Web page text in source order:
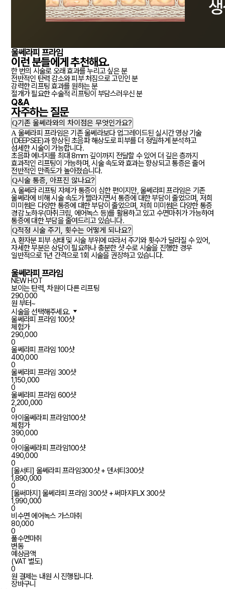
울쎄라피 프라임
이런 분들에게추천해요.
한 번의 시술로 오래 효과를 누리고 싶은 분
전반적인 탄력 감소와 피부 처짐으로 고민인 분
강력한 리프팅 효과를 원하는 분
절개가 필요한 수술적 리프팅이 부담스러우신 분
Q&A
자주하는질문
Q기존 울쎄라와의 차이점은 무엇인가요?
A울쎄라피 프라임은 기존 울쎄라보다 업그레이드된 실시간 영상 기술
(DEEPSEE)과 향상된 초음파 해상도로 피부를 더 정밀하게 분석하고
섬세한 시술이 가능합니다.
초음파 에너지를 최대 8mm 깊이까지 전달할 수 있어 더 깊은 층까지
효과적인 리프팅이 가능하며, 시술 속도와 효과는 향상되고 통증은 줄어
전반적인 만족도가 높아졌습니다.
Q시술 통증, 아프진 않나요?
A울쎄라 리프팅 자체가 통증이 심한 편이지만, 울쎄라피 프라임은 기존
울쎄라에 비해 시술 속도가 빨라지면서 통증에 대한 부담이 줄었으며, 저희
미미썸은 다양한 통증에 대한 부담이 줄었으며, 저희 미미썸은 다양한 통증
경감 노하우(마취크림, 에어녹스 등)를 활용하고 있고 수면마취가 가능하여
통증에 대한 부담을 줄여드리고 있습니다.
Q적정 시술 주기, 횟수는 어떻게 되나요?
A환자분 피부 상태 및 시술 부위에 따라서 주기와 횟수가 달라질 수 있어,
자세한 부분은 상담이 필요하나 충분한 샷 수로 시술을 진행한 경우
일반적으로 1년 간격으로 1회 시술을 권장하고 있습니다.
울쎄라피 프라임
NEWHOT
보이는 탄력, 차원이 다른 리프팅
290,000
원 부터~
시술을 선택해주세요.
울쎄라피 프라임 100샷
체험가
290,000
0
울쎄라피 프라임 100샷
400,000
0
울쎄라피 프라임 300샷
1,150,000
0
울쎄라피 프라임 600샷
2,200,000
0
아이울쎄라피 프라임100샷
체험가
390,000
0
아이울쎄라피 프라임100샷
490,000
0
[울서티] 울쎄라피 프라임300샷 + 덴서티300샷
1,890,000
0
[울써마지] 울쎄라피 프라임 300샷 + 써마지FLX 300샷
1,990,000
0
비수면 에어녹스 가스마취
80,000
0
풀수면마취
변동
예상금액
(VAT 별도)
0
원 결제는 내원 시 진행됩니다.
장바구니